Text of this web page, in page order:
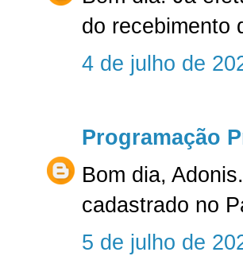
do recebimento
4 de julho de
Programação
Bom dia,
cadastrado no
5 de julho de